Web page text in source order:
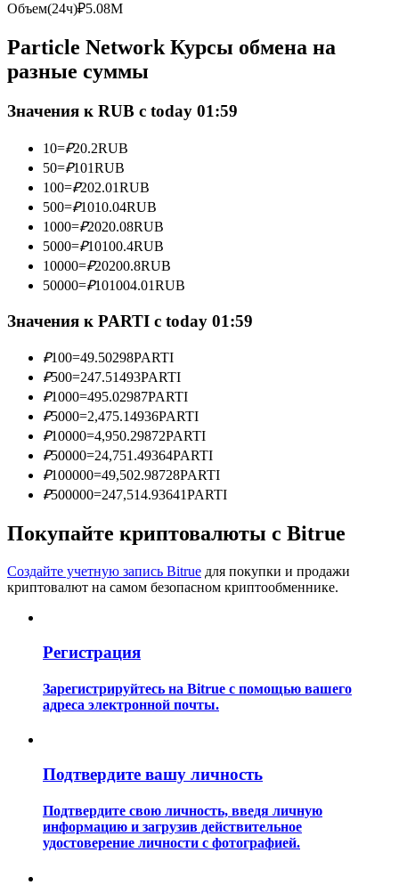
Станьте копи-трейдером
Наслаждайтесь распределением прибыли и комиссиями
за копи-трейдинг
Информация
Анализ больших данных, включая торговую информацию
и т. д.
Руководство для начинающих по фьючерсам
Торговые стратегии
Объем(24ч)₽5.08M
Particle Network Курсы обмена на
разные суммы
Значения к RUB с today 01:59
10=₽20.2RUB
50=₽101RUB
100=₽202.01RUB
500=₽1010.04RUB
1000=₽2020.08RUB
5000=₽10100.4RUB
10000=₽20200.8RUB
50000=₽101004.01RUB
Значения к PARTI с today 01:59
₽100=49.50298PARTI
₽500=247.51493PARTI
₽1000=495.02987PARTI
₽5000=2,475.14936PARTI
₽10000=4,950.29872PARTI
₽50000=24,751.49364PARTI
₽100000=49,502.98728PARTI
₽500000=247,514.93641PARTI
Покупайте криптовалюты с Bitrue
Создайте учетную запись Bitrue для покупки и продажи
криптовалют на самом безопасном криптообменнике.
Регистрация
Зарегистрируйтесь на Bitrue с помощью вашего
адреса электронной почты.
Подтвердите вашу личность
Подтвердите свою личность, введя личную
информацию и загрузив действительное
удостоверение личности с фотографией.